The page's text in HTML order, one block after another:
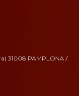
31008 PAMPLONA /